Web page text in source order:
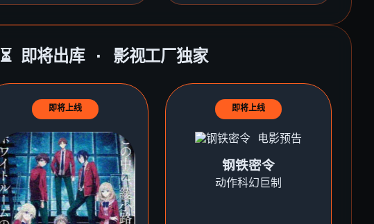
⏳ 即将出库 · 影视工厂独家
即将上线 即将上线
钢铁密令
动作科幻巨制